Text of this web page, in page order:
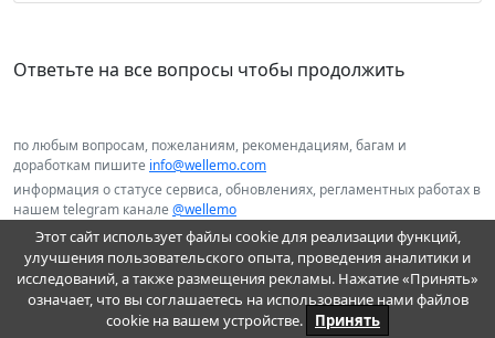
Ответьте на все вопросы чтобы продолжить
по любым вопросам, пожеланиям, рекомендациям, багам и
доработкам пишите info@wellemo.com
информация о статусе сервиса, обновлениях, регламентных работах в
нашем telegram канале @wellemo
Пользовательское соглашение и оферта
2026 Wellemo© : онлайн образование
Этот сайт использует файлы cookie для реализации функций,
улучшения пользовательского опыта, проведения аналитики и
исследований, а также размещения рекламы. Нажатие «Принять»
означает, что вы соглашаетесь на использование нами файлов
cookie на вашем устройстве.
Принять